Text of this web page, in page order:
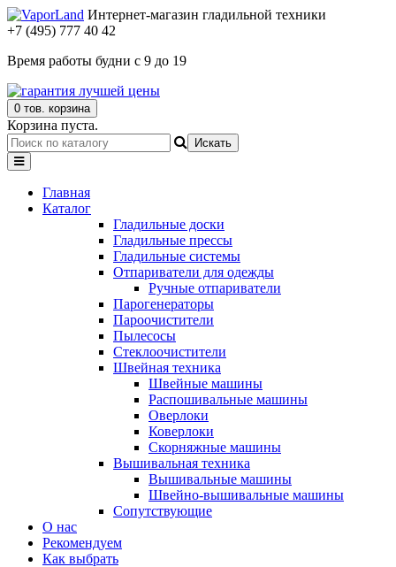
Интернет-магазин гладильной техники
+7 (495) 777 40 42
Время работы будни с 9 до 19
0 тов. корзина
Корзина пуста.
Искать
Главная
Каталог
Гладильные доски
Гладильные прессы
Гладильные системы
Отпариватели для одежды
Ручные отпариватели
Парогенераторы
Пароочистители
Пылесосы
Стеклоочистители
Швейная техника
Швейные машины
Распошивальные машины
Оверлоки
Коверлоки
Скорняжные машины
Вышивальная техника
Вышивальные машины
Швейно-вышивальные машины
Сопутствующие
О нас
Рекомендуем
Как выбрать